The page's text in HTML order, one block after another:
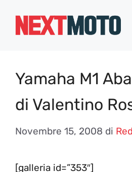
Yamaha M1
di Valentino
Novembre 15, 2008 di
[galleria id=”353″]